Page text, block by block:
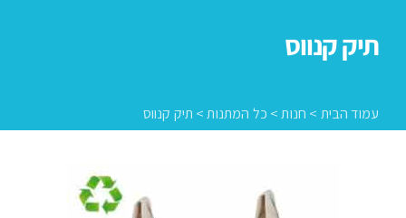
תיק קנווס
עמוד הבית > חנות> כל המתנות> תיק קנווס